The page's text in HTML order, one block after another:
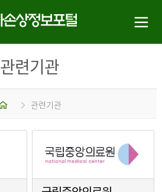
관련기관
홈 관련기관